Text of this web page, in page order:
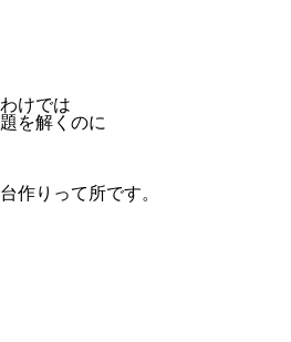
けでは
を解くのに
作りって所です。